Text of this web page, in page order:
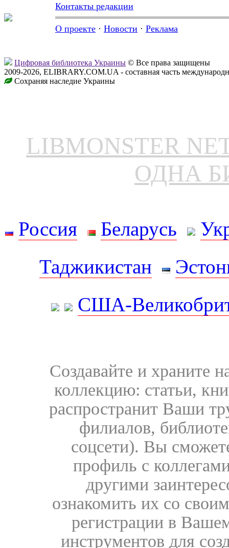
Контакты редакции
О проекте · Новости · Реклама
Цифровая библиотека Украины © Все права защищены
2009-2026, ELIBRARY.COM.UA - составная часть
Сохраняя наследие Украины
LIBMONSTER
ОДНА
Россия Беларусь
Таджикистан
США-
Создавайте и храните
коллекцию: статьи,
распространит Ваши
филиалов,
соцсети). Вы
профиль с
другими
ознакомить их со
регистрации в
инструментов для